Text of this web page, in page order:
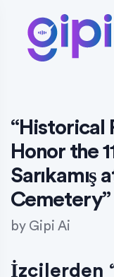
“Historical
Honor the
Sarıkamış
Cemetery”
by Gipi Ai
İzcilerden